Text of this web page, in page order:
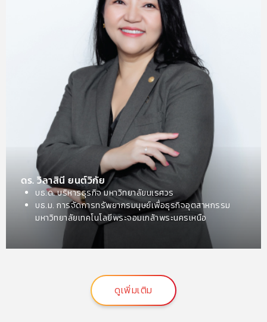
ดร. วิลาสินี ยนต์วิกัย
บธ.ด. บริหารธุรกิจ มหาวิทยาลัยนเรศวร
บธ.ม. การจัดการทรัพยากรมนุษย์เพื่อธุรกิจอุตสาหกรรม
มหาวิทยาลัยเทคโนโลยีพระจอมเกล้าพระนครเหนือ
บธ.บ. การตลาด มหาวิทยาลัยศรีนครินทรวิโรฒ
ดูเพิ่มเติม